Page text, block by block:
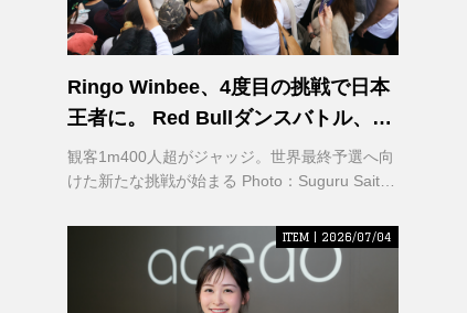
Ringo Winbee、4度目の挑戦で日本
王者に。 Red Bullダンスバトル、六
本木で熱狂
観客1m400人超がジャッジ。世界最終予選へ向
けた新たな挑戦が始まる Photo：Suguru Saito /
ITEM | 2026/07/04